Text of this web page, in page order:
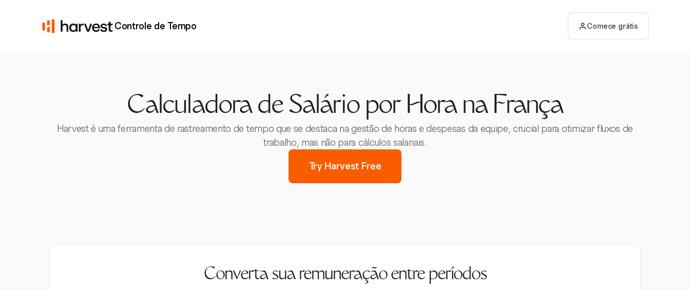
Controle de Tempo Comece grátis
Calculadora de Salário por Hora na França
Harvest é uma ferramenta de rastreamento de tempo que se destaca na gestão de horas e despesas da equipe, crucial para otimizar fluxos de
trabalho, mas não para cálculos salariais.
Try Harvest Free
Converta sua remuneração entre períodos